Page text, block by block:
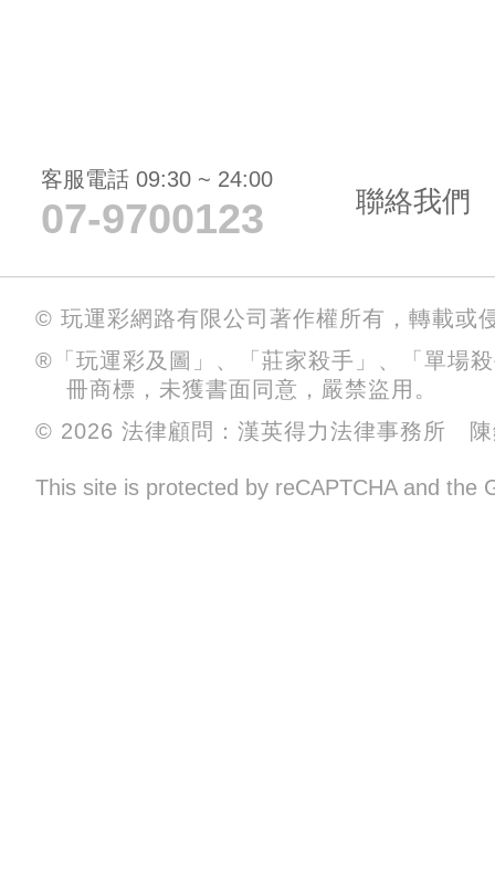
客服電話 09:30 ~ 24:00
07-9700123 聯絡我們
© 玩運彩網路有限公司著作權所有，轉載或
®「玩運彩及圖」、「莊家殺手」、「單場
冊商標，未獲書面同意，嚴禁盜用。
© 2026 法律顧問：漢英得力法律事務所 陳
This site is protected by reCAPTCHA and the